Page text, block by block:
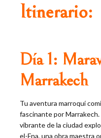
Itinerario:
Día 1:
Marrakech
Tu aventura marroquí
fascinante por
vibrante de la ciudad
el-Fna, una obra maestra